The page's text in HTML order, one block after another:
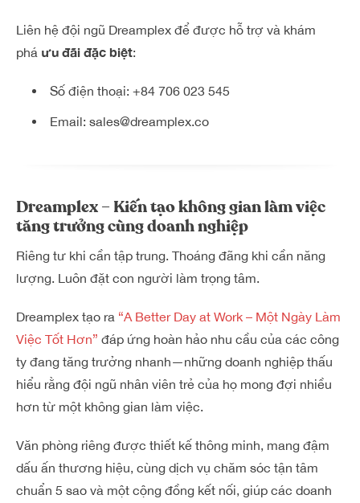
Liên hệ đội ngũ Dreamplex để được hỗ trợ và khám
phá ưu đãi đặc biệt:
Số điện thoại: +84 706 023 545
Email: sales@dreamplex.co
Dreamplex – Kiến tạo không gian làm việc
tăng trưởng cùng doanh nghiệp
Riêng tư khi cần tập trung. Thoáng đãng khi cần năng
lượng. Luôn đặt con người làm trọng tâm.
Dreamplex tạo ra “A Better Day at Work – Một Ngày Làm
Việc Tốt Hơn” đáp ứng hoàn hảo nhu cầu của các công
ty đang tăng trưởng nhanh—những doanh nghiệp thấu
hiểu rằng đội ngũ nhân viên trẻ của họ mong đợi nhiều
hơn từ một không gian làm việc.
Văn phòng riêng được thiết kế thông minh, mang đậm
dấu ấn thương hiệu, cùng dịch vụ chăm sóc tận tâm
chuẩn 5 sao và một cộng đồng kết nối, giúp các doanh